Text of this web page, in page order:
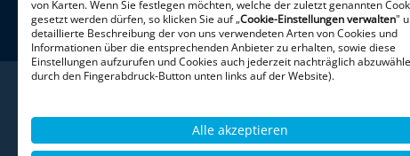
Theatinerstr.
80333
von Karten. Wenn Sie festlegen möchten, welche der zuletzt genannten
gesetzt werden dürfen, so klicken Sie auf „Cookie-Einstellungen verwalten"
detaillierte Beschreibung der von uns verwendeten Arten von Cookies und
Informationen über die entsprechenden Anbieter zu erhalten, sowie diese
Einstellungen aufzurufen und Cookies auch jederzeit nachträglich
durch den Fingerabdruck-Button unten links auf der Website).
Alle akzeptieren